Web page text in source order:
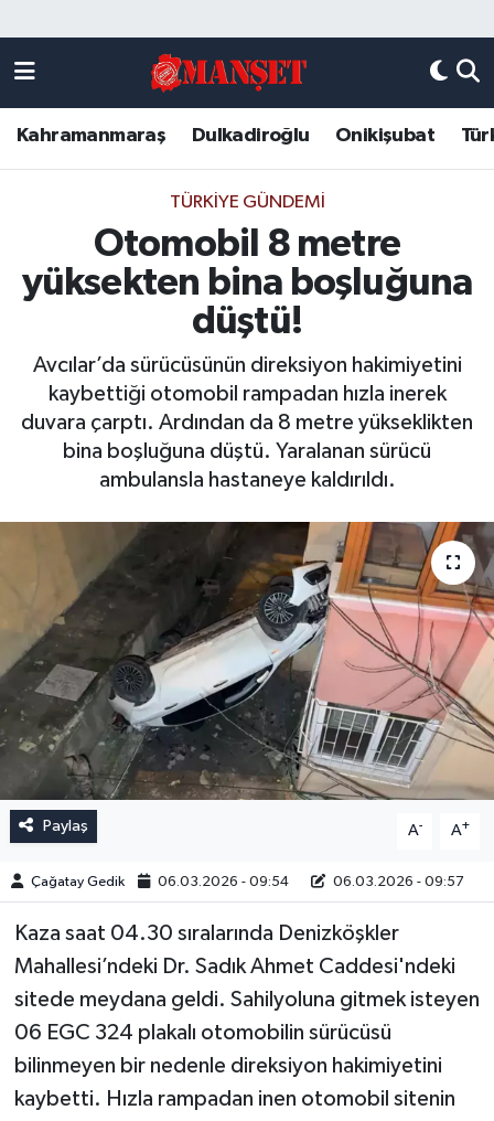
Kahramanmaraş Dulkadiroğlu Onikişubat
TÜRKIYE GÜNDEMI
Otomobil 8 metre
yüksekten bina boşluğuna
düştü!
Avcılar’da sürücüsünün direksiyon hakimiyetini
kaybettiği otomobil rampadan hızla inerek
duvara çarptı. Ardından da 8 metre yükseklikten
bina boşluğuna düştü. Yaralanan sürücü
ambulansla hastaneye kaldırıldı.
Paylaş A- A+
Çağatay Gedik 06.03.2026 - 09:54 06.03.2026 - 09:57
Kaza saat 04.30 sıralarında Denizköşkler
Mahallesi’ndeki Dr. Sadık Ahmet Caddesi'ndeki
sitede meydana geldi. Sahilyoluna gitmek isteyen
06 EGC 324 plakalı otomobilin sürücüsü
bilinmeyen bir nedenle direksiyon hakimiyetini
kaybetti. Hızla rampadan inen otomobil sitenin
DULKADİROĞLU
KAHRAMANMARAŞ
ONİKİŞUBAT
Künye
Kahramanmaraş Nöbetçi Eczaneler
Kahramanmaraş Hava Durumu
Kahramanmaraş Trafik Yoğunluk Haritası
Süper Lig Puan Durumu ve Fikstür
Son Dakika Haberleri
Haber Arşivi